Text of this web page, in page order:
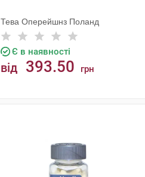
Тева Оперейшнз Поланд
Є в наявності
від 393.50 грн